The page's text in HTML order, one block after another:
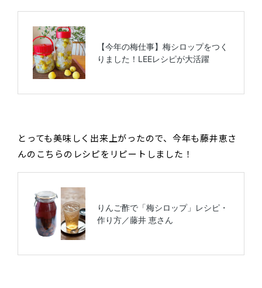
とっても美味しく出来上がったので、今年も藤井恵さ
んのこちらのレシピをリピートしました！